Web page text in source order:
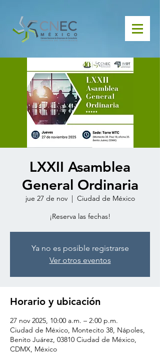
LXXII Asamblea
General Ordinaria
jue 27 de nov
  |
Ciudad de México
¡Reserva las fechas!
Ya no es posible registrarse
Ver otros eventos
Horario y ubicación
27 nov 2025, 10:00 a.m. – 2:00 p.m.
Ciudad de México, Montecito 38, Nápoles,
Benito Juárez, 03810 Ciudad de México,
CDMX, México